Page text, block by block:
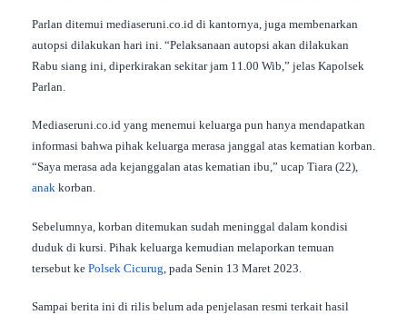
Parlan ditemui mediaseruni.co.id di kantornya, juga membenarkan
autopsi dilakukan hari ini. “Pelaksanaan autopsi akan dilakukan
Rabu siang ini, diperkirakan sekitar jam 11.00 Wib,” jelas Kapolsek
Parlan.
Mediaseruni.co.id yang menemui keluarga pun hanya mendapatkan
informasi bahwa pihak keluarga merasa janggal atas kematian korban.
“Saya merasa ada kejanggalan atas kematian ibu,” ucap Tiara (22),
anak korban.
Sebelumnya, korban ditemukan sudah meninggal dalam kondisi
duduk di kursi. Pihak keluarga kemudian melaporkan temuan
tersebut ke Polsek Cicurug , pada Senin 13 Maret 2023.
Sampai berita ini di rilis belum ada penjelasan resmi terkait hasil